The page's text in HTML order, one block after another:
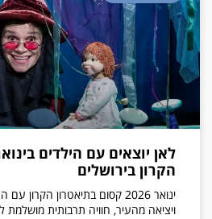
לאן יוצאים עם הילדים
הקרון בירושלים
ינואר 2026 קסום בתיאטרון
ויציאה מהעיר, חוויה תרבותית